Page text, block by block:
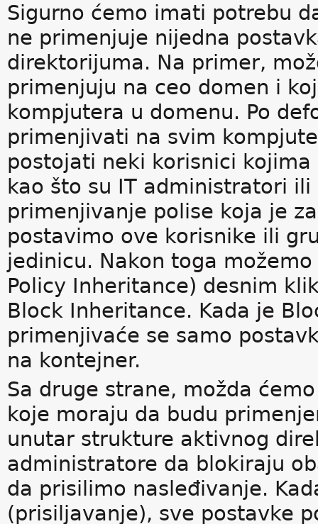
Sigurno ćemo imati potrebu
ne primenjuje nijedna
direktorijuma. Na primer,
primenjuju na ceo domen i
kompjutera u domenu. Po
primenjivati na svim
postojati neki korisnici
kao što su IT administratori
primenjivanje polise koja je
postavimo ove korisnike ili
jedinicu. Nakon toga
Policy Inheritance) desnim
Block Inheritance. Kada je
primenjivaće se samo
na kontejner.
Sa druge strane, možda
koje moraju da budu
unutar strukture aktivnog
administratore da blokiraju
da prisilimo nasleđivanje.
(prisiljavanje), sve postavke